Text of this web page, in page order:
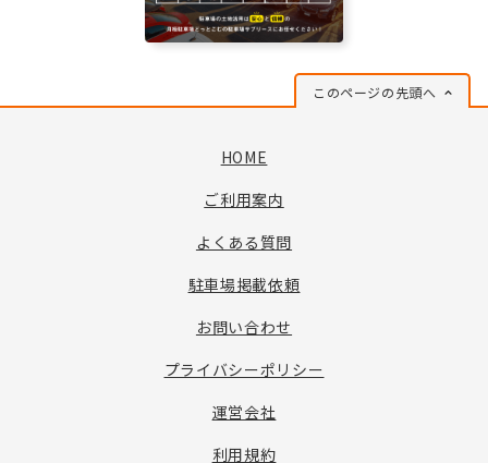
このページの先頭へ
HOME
ご利用案内
よくある質問
駐車場掲載依頼
お問い合わせ
プライバシーポリシー
運営会社
利用規約